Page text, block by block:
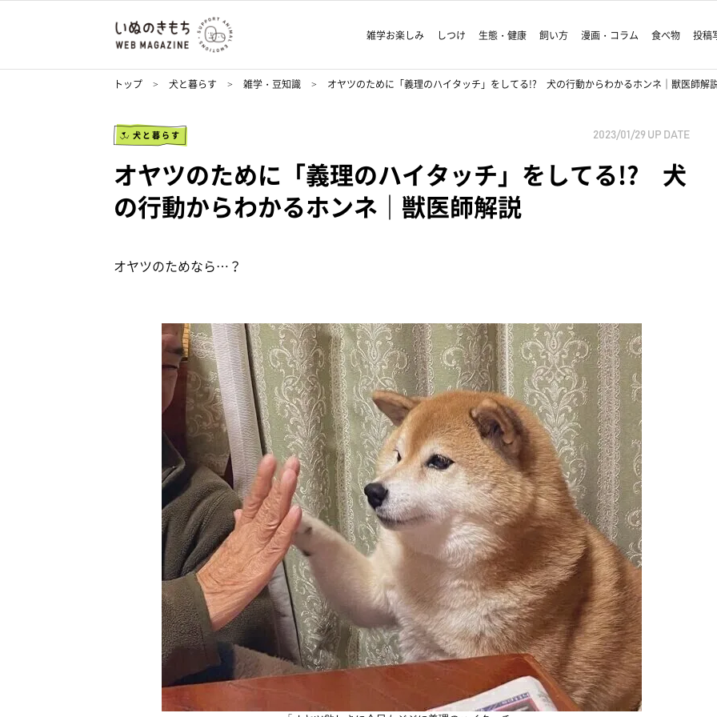
雑学お楽しみ しつけ 生態・健康 飼い方 漫画・コラム 食べ物 投稿
トップ 犬と暮らす 雑学・豆知識 オヤツのために「義理のハイタッチ」をしてる!? 犬の行動からわかるホンネ｜獣医師解
犬と暮らす 2023/01/29 UP DATE
オヤツのために「義理のハイタッチ」をしてる!? 犬
の行動からわかるホンネ｜獣医師解説
オヤツのためなら…？